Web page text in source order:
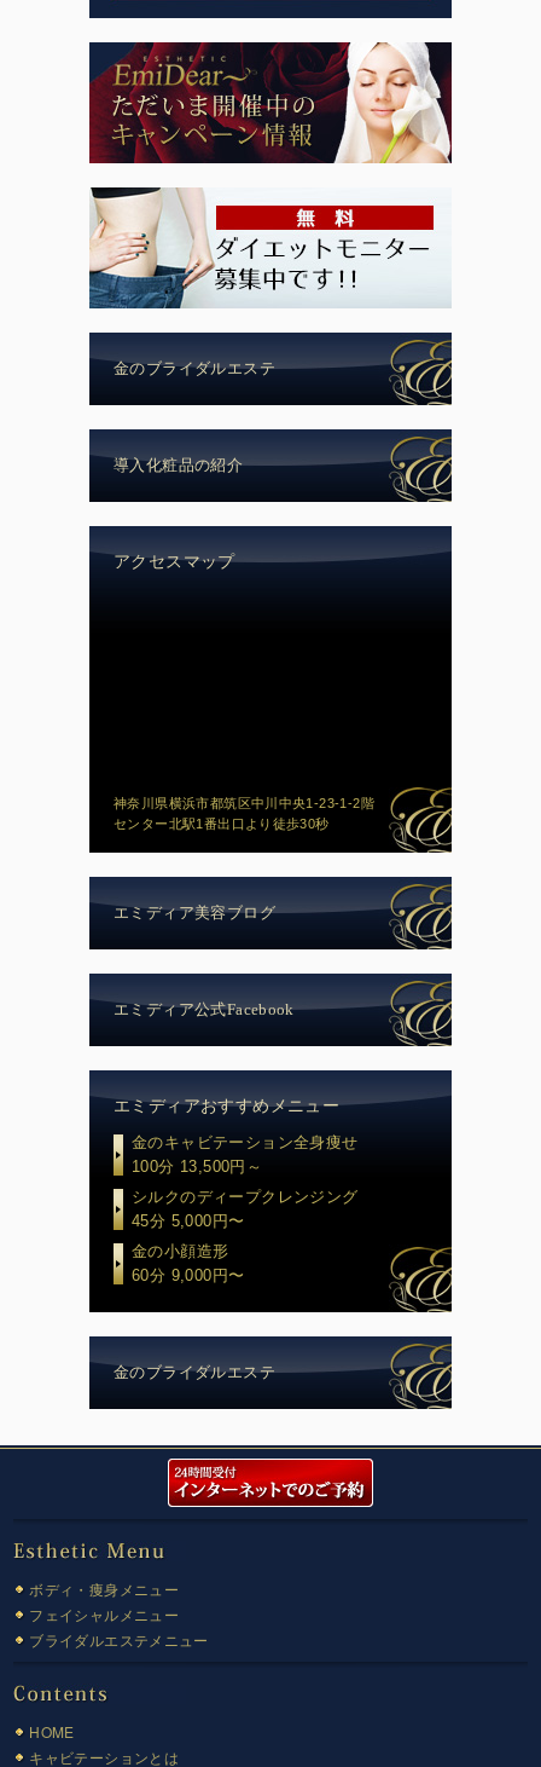
金のブライダルエステ
導入化粧品の紹介
アクセスマップ
神奈川県横浜市都筑区中川中央1-23-1-2階
センター北駅1番出口より徒歩30秒
エミディア美容ブログ
エミディア公式Facebook
エミディアおすすめメニュー
金のキャビテーション全身痩せ
100分 13,500円～
シルクのディープクレンジング
45分 5,000円〜
金の小顔造形
60分 9,000円〜
金のブライダルエステ
ボディ・痩身メニュー
フェイシャルメニュー
ブライダルエステメニュー
HOME
キャビテーションとは